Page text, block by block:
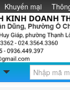
Khuyến mại